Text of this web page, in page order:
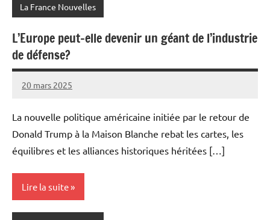
La France Nouvelles
L’Europe peut-elle devenir un géant de l’industrie
de défense?
20 mars 2025
Admins
La nouvelle politique américaine initiée par le retour de
Donald Trump à la Maison Blanche rebat les cartes, les
équilibres et les alliances historiques héritées […]
Lire la suite